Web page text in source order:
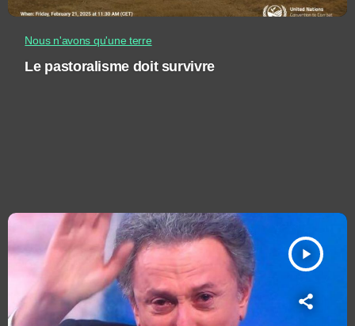
Nous n'avons qu'une terre
Le pastoralisme doit survivre
play_arrow